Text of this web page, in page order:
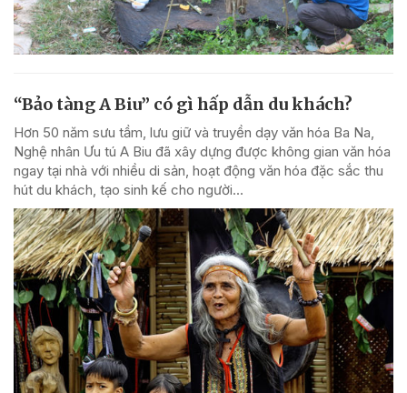
“Bảo tàng A Biu” có gì hấp dẫn du khách?
Hơn 50 năm sưu tầm, lưu giữ và truyền dạy văn hóa Ba Na,
Nghệ nhân Ưu tú A Biu đã xây dựng được không gian văn hóa
ngay tại nhà với nhiều di sản, hoạt động văn hóa đặc sắc thu
hút du khách, tạo sinh kế cho người...